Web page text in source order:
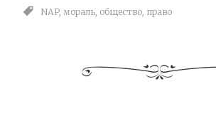
NAP, мораль общество право